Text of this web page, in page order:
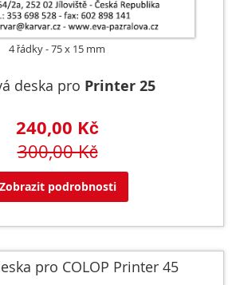
4 řádky 75 x 15 mm
deska pro Printer 25
240,00 Kč
300,00 Kč
Zobrazit podrobnosti
pro COLOP Printer 45